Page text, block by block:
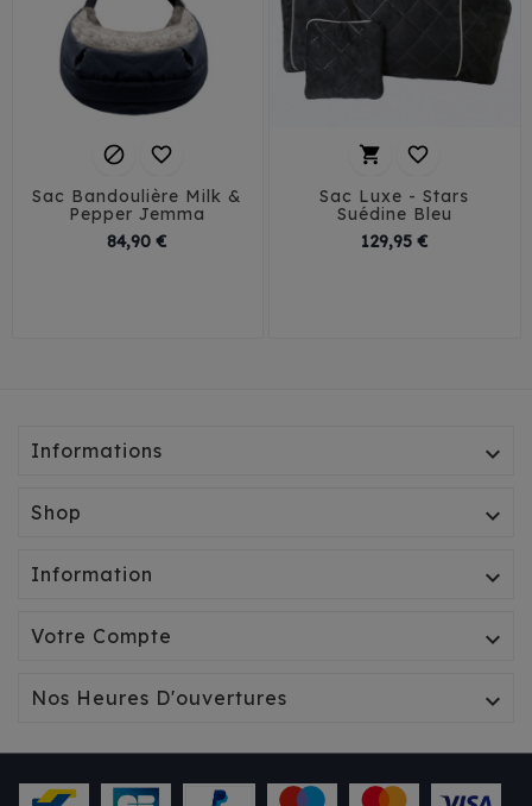
 
Sac Bandoulière Milk &
Pepper Jemma
84,90 €
 
Sac Luxe - Stars
Suédine Bleu
129,95 €Prix
Informations 
Shop 
Information 
Votre Compte 
Nos Heures D'ouvertures 